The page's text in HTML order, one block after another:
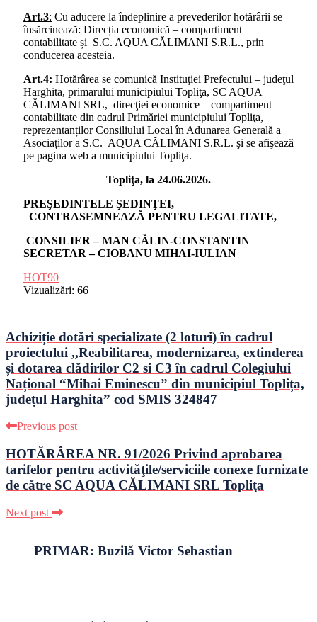
Art.3: Cu aducere la îndeplinire a prevederilor hotărârii se
însărcinează: Direcția economică – compartiment
contabilitate și S.C. AQUA CĂLIMANI S.R.L., prin
conducerea acesteia.
Art.4: Hotărârea se comunică Instituţiei Prefectului – judeţul
Harghita, primarului municipiului Topliţa, SC AQUA
CĂLIMANI SRL, direcţiei economice – compartiment
contabilitate din cadrul Primăriei municipiului Topliţa,
reprezentanților Consiliului Local în Adunarea Generală a
Asociaților a S.C. AQUA CĂLIMANI S.R.L. şi se afişează
pe pagina web a municipiului Topliţa.
Topliţa, la 24.06.2026.
PREŞEDINTELE ŞEDINŢEI,
CONTRASEMNEAZĂ PENTRU LEGALITATE,
CONSILIER – MAN CĂLIN-CONSTANTIN
SECRETAR – CIOBANU MIHAI-IULIAN
HOT90
Vizualizări: 66
Achiziție dotări specializate (2 loturi) în cadrul
proiectului ,,Reabilitarea, modernizarea, extinderea
și dotarea clădirilor C2 si C3 în cadrul Colegiului
Național “Mihai Eminescu” din municipiul Toplița,
județul Harghita” cod SMIS 324847
Previous post
HOTĂRÂREA NR. 91/2026 Privind aprobarea
tarifelor pentru activităţile/serviciile conexe furnizate
de către SC AQUA CĂLIMANI SRL Topliţa
Next post
PRIMAR: Buzilă Victor Sebastian